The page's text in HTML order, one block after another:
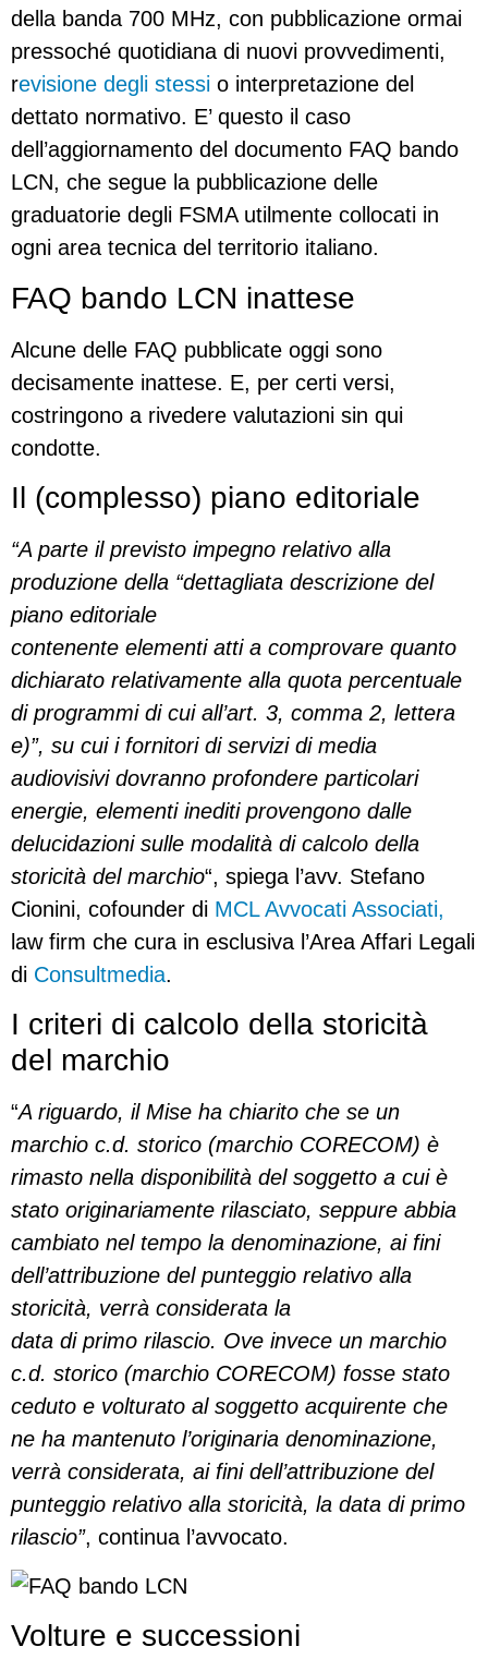
della banda 700 MHz, con pubblicazione ormai
pressoché quotidiana di nuovi provvedimenti,
revisione degli stessi o interpretazione del
dettato normativo. E’ questo il caso
dell’aggiornamento del documento FAQ bando
LCN, che segue la pubblicazione delle
graduatorie degli FSMA utilmente collocati in
ogni area tecnica del territorio italiano.
FAQ bando LCN inattese
Alcune delle FAQ pubblicate oggi sono
decisamente inattese. E, per certi versi,
costringono a rivedere valutazioni sin qui
condotte.
Il (complesso) piano editoriale
“A parte il previsto impegno relativo alla
produzione della “dettagliata descrizione del
piano editoriale
contenente elementi atti a comprovare quanto
dichiarato relativamente alla quota percentuale
di programmi di cui all’art. 3, comma 2, lettera
e)”, su cui i fornitori di servizi di media
audiovisivi dovranno profondere particolari
energie, elementi inediti provengono dalle
delucidazioni sulle modalità di calcolo della
storicità del marchio“, spiega l’avv. Stefano
Cionini, cofounder di MCL Avvocati Associati,
law firm che cura in esclusiva l’Area Affari Legali
di Consultmedia.
I criteri di calcolo della storicità
del marchio
“A riguardo, il Mise ha chiarito che se un
marchio c.d. storico (marchio CORECOM) è
rimasto nella disponibilità del soggetto a cui è
stato originariamente rilasciato, seppure abbia
cambiato nel tempo la denominazione, ai fini
dell’attribuzione del punteggio relativo alla
storicità, verrà considerata la
data di primo rilascio. Ove invece un marchio
c.d. storico (marchio CORECOM) fosse stato
ceduto e volturato al soggetto acquirente che
ne ha mantenuto l’originaria denominazione,
verrà considerata, ai fini dell’attribuzione del
punteggio relativo alla storicità, la data di primo
rilascio”, continua l’avvocato.
Volture e successioni